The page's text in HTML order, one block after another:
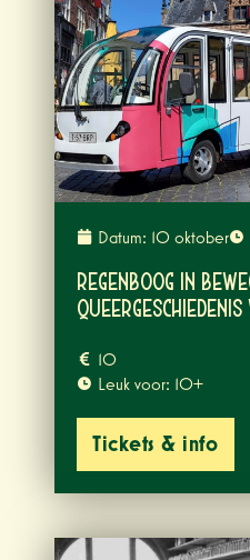
Datum: 10 oktober
Regenboog in
queergeschiedenis
10
Leuk voor: 10+
Tickets & info